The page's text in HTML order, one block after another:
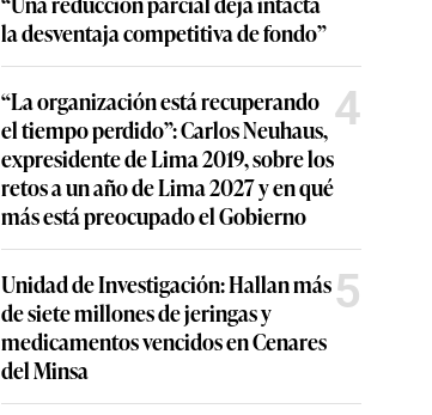
la desventaja competitiva de fondo”
“La organización está recuperando
el tiempo perdido”: Carlos Neuhaus,
expresidente de Lima 2019, sobre los
retos a un año de Lima 2027 y en qué
más está preocupado el Gobierno
4
Unidad de Investigación: Hallan más
de siete millones de jeringas y
medicamentos vencidos en Cenares
del Minsa
5